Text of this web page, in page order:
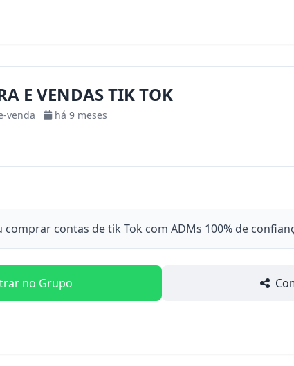
E VENDAS TIK TOK
venda há 9 meses
contas de tik Tok com ADMs 100% de
no Grupo